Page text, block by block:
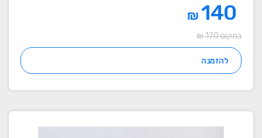
₪
במקום 170 ₪
להזמנה